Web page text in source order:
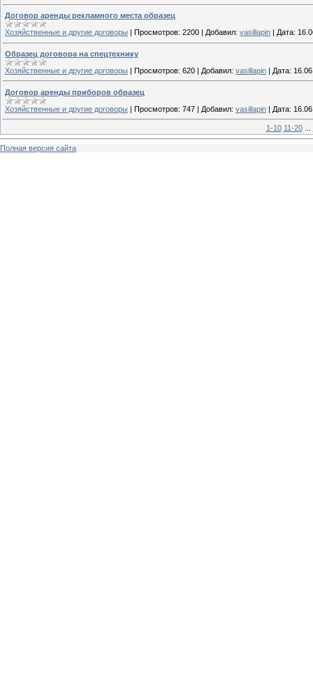
Договор аренды рекламного места образец
Хозяйственные и другие договоры | Просмотров: 2200 | Добавил: vasillapin | Дата:
Образец договора на спецтехнику
Хозяйственные и другие договоры | Просмотров: 620 | Добавил: vasillapin | Дата:
Договор аренды приборов образец
Хозяйственные и другие договоры | Просмотров: 747 | Добавил: vasillapin | Дата:
1-10 11-20
Полная версия сайта